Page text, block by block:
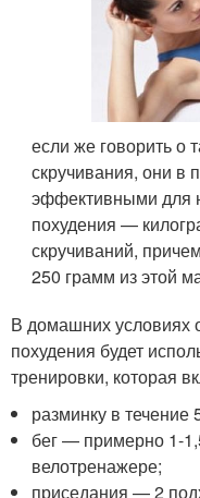
если же говорить о
скручивания, они в
эффективными для
похудения —
скручиваний,
250 грамм из этой
В домашних условиях
похудения будет
тренировки, которая
разминку в течение
бег — примерно 1-
велотренажере;
приседания — 2